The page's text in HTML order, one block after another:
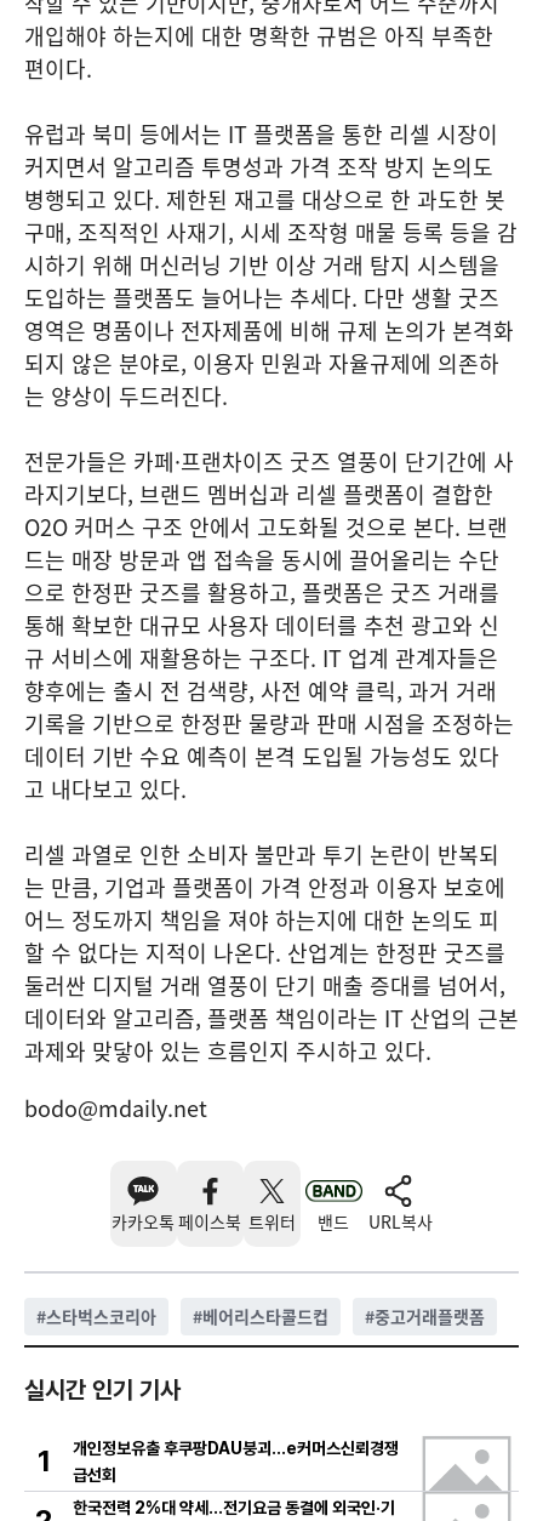
개입해야 하는지에 대한 명확한 규범은 아직 부족한
편이다.
유럽과 북미 등에서는 IT 플랫폼을 통한 리셀 시장이
커지면서 알고리즘 투명성과 가격 조작 방지 논의도
병행되고 있다. 제한된 재고를 대상으로 한 과도한 봇
구매, 조직적인 사재기, 시세 조작형 매물 등록 등을 감
시하기 위해 머신러닝 기반 이상 거래 탐지 시스템을
도입하는 플랫폼도 늘어나는 추세다. 다만 생활 굿즈
영역은 명품이나 전자제품에 비해 규제 논의가 본격화
되지 않은 분야로, 이용자 민원과 자율규제에 의존하
는 양상이 두드러진다.
전문가들은 카페·프랜차이즈 굿즈 열풍이 단기간에 사
라지기보다, 브랜드 멤버십과 리셀 플랫폼이 결합한
O2O 커머스 구조 안에서 고도화될 것으로 본다. 브랜
드는 매장 방문과 앱 접속을 동시에 끌어올리는 수단
으로 한정판 굿즈를 활용하고, 플랫폼은 굿즈 거래를
통해 확보한 대규모 사용자 데이터를 추천 광고와 신
규 서비스에 재활용하는 구조다. IT 업계 관계자들은
향후에는 출시 전 검색량, 사전 예약 클릭, 과거 거래
기록을 기반으로 한정판 물량과 판매 시점을 조정하는
데이터 기반 수요 예측이 본격 도입될 가능성도 있다
고 내다보고 있다.
리셀 과열로 인한 소비자 불만과 투기 논란이 반복되
는 만큼, 기업과 플랫폼이 가격 안정과 이용자 보호에
어느 정도까지 책임을 져야 하는지에 대한 논의도 피
할 수 없다는 지적이 나온다. 산업계는 한정판 굿즈를
둘러싼 디지털 거래 열풍이 단기 매출 증대를 넘어서,
데이터와 알고리즘, 플랫폼 책임이라는 IT 산업의 근본
과제와 맞닿아 있는 흐름인지 주시하고 있다.
bodo@mdaily.net
카카오톡 페이스북 트위터 밴드 URL복사
#스타벅스코리아 #베어리스타콜드컵 #중고거래플랫폼
실시간 인기 기사
1
개인정보유출 후쿠팡DAU붕괴…e커머스신뢰경쟁
급선회
한국전력 2%대 약세…전기요금 동결에 외국인·기